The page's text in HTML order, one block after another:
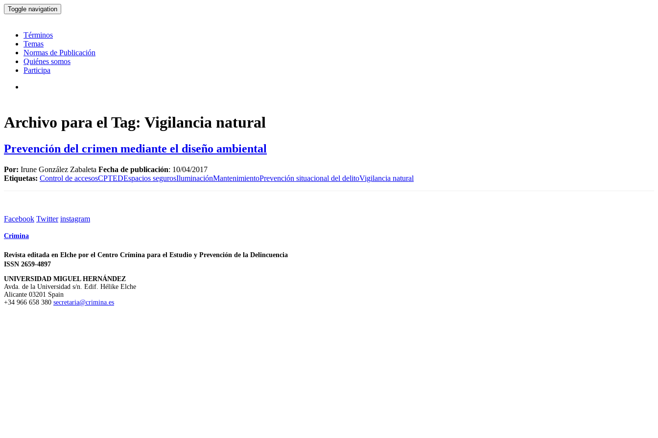
Toggle navigation
Términos
Temas
Normas de Publicación
Quiénes somos
Participa
Archivo para el Tag: Vigilancia natural
Prevención del crimen mediante el diseño ambiental
Por: Irune González Zabaleta Fecha de publicación: 10/04/2017
Etiquetas: Control de accesosCPTEDEspacios segurosIluminaciónMantenimientoPrevención situacional del delitoVigilancia natural
Facebook Twitter instagram
Crimina
Revista editada en Elche por el Centro Crímina para el Estudio y Prevención de la Delincuencia
ISSN 2659-4897
UNIVERSIDAD MIGUEL HERNÁNDEZ
Avda. de la Universidad s/n. Edif. Hélike Elche
Alicante 03201 Spain
+34 966 658 380 secretaria@crimina.es